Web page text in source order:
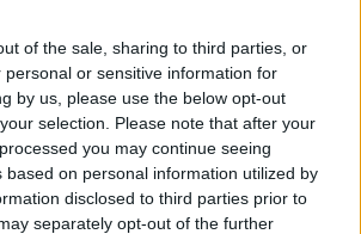
of the sale, sharing to third parties, or
personal or sensitive information for
by us, please use the below opt-out
selection. Please note that after your
you may continue seeing
based on personal information utilized by
disclosed to third parties prior to
separately opt-out of the further
"Magnifica Humanitas", ο Πάπας
την ΤΝ ως αφετηρία για να
τον πόλεμο, τη διάβρωση της
συγκέντρωση εξουσίας σε